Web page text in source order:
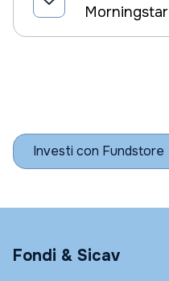
Morningstar
Investi con Fundstore
Fondi & Sicav